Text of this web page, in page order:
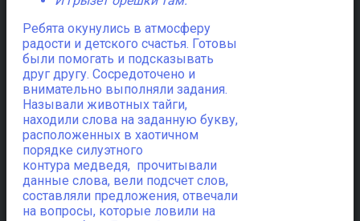
Ребята окунулись в атмосферу
радости и детского счастья. Готовы
были помогать и подсказывать
друг другу. Сосредоточено и
внимательно выполняли задания.
Называли животных тайги,
находили слова на заданную букву,
расположенных в хаотичном
порядке силуэтного
контура медведя, прочитывали
данные слова, вели подсчет слов,
составляли предложения, отвечали
на вопросы, которые ловили на